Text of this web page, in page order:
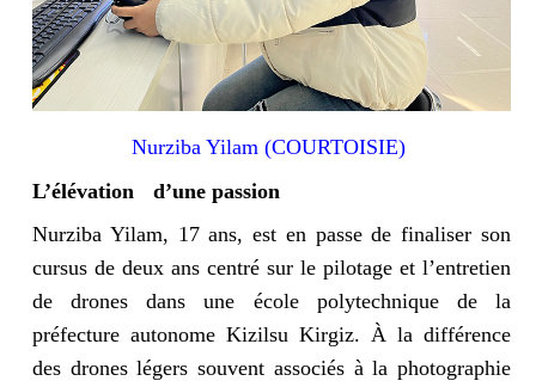
Nurziba Yilam (COURTOISIE)
L’élévation
d’une passion
Nurziba Yilam, 17 ans, est en passe de finaliser son
cursus de deux ans centré sur le pilotage et l’entretien
de drones dans une école polytechnique de la
préfecture autonome Kizilsu Kirgiz. À la différence
des drones légers souvent associés à la photographie